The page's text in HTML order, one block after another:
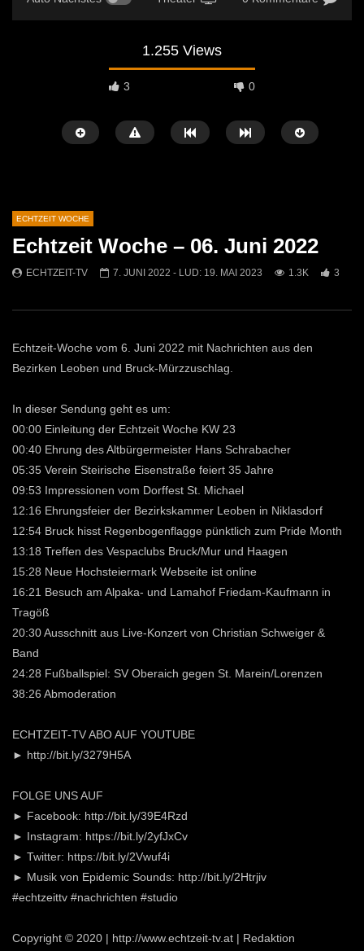
1.255 Views
3 0
ECHTZEIT-TV
8. AUGUST 2022
ECHTZEIT-TV
1.
ECHTZEIT WOCHE
Echtzeit Woche – 06. Juni 2022
ECHTZEIT-TV 7. JUNI 2022 - LUD: 19. MAI 2023 1.3K 3
Echtzeit-Woche vom 6. Juni 2022 mit Nachrichten aus den
Bezirken Leoben und Bruck-Mürzzuschlag.
In dieser Sendung geht es um:
00:00 Einleitung der Echtzeit Woche KW 23
00:40 Ehrung des Altbürgermeister Hans Schrabacher
05:35 Verein Steirische Eisenstraße feiert 35 Jahre
09:53 Impressionen vom Dorffest St. Michael
12:16 Ehrungsfeier der Bezirkskammer Leoben in Niklasdorf
12:54 Bruck hisst Regenbogenflagge pünktlich zum Pride Month
13:18 Treffen des Vespaclubs Bruck/Mur und Haagen
15:28 Neue Hochsteiermark Webseite ist online
16:21 Besuch am Alpaka- und Lamahof Friedam-Kaufmann in
Tragöß
20:30 Ausschnitt aus Live-Konzert von Christian Schweiger &
Band
24:28 Fußballspiel: SV Oberaich gegen St. Marein/Lorenzen
38:26 Abmoderation
ECHTZEIT-TV ABO AUF YOUTUBE
► http://bit.ly/3279H5A
FOLGE UNS AUF
► Facebook: http://bit.ly/39E4Rzd
► Instagram: https://bit.ly/2yfJxCv
► Twitter: https://bit.ly/2Vwuf4i
► Musik von Epidemic Sounds: http://bit.ly/2Htrjiv
#echtzeittv #nachrichten #studio
Copyright © 2020 | http://www.echtzeit-tv.at | Redaktion